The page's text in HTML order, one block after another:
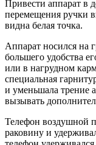
Привести аппарат в
перемещения ручки
видна белая точка.
Аппарат носился на
большего удобства
или в нагрудном
специальная
и уменьшала трение
вызывать
Телефон воздушной
раковину и